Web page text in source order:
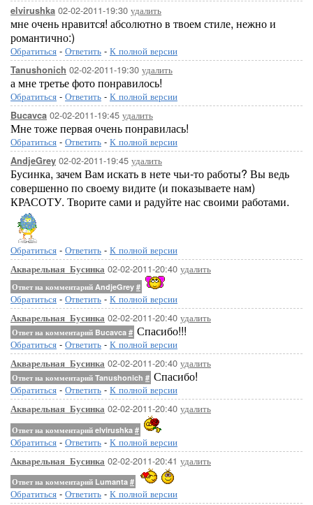
elvirushka 02-02-2011-19:30 удалить
мне очень нравится! абсолютно в твоем стиле, нежно и
романтично:)
Обратиться - Ответить - К полной версии
Tanushonich 02-02-2011-19:30 удалить
а мне третье фото понравилось!
Обратиться - Ответить - К полной версии
Bucavca 02-02-2011-19:45 удалить
Мне тоже первая очень понравилась!
Обратиться - Ответить - К полной версии
AndjeGrey 02-02-2011-19:45 удалить
Бусинка, зачем Вам искать в нете чьи-то работы? Вы ведь
совершенно по своему видите (и показываете нам)
КРАСОТУ. Творите сами и радуйте нас своими работами.
Обратиться - Ответить - К полной версии
Акварельная_Бусинка 02-02-2011-20:40 удалить
Ответ на комментарий AndjeGrey #
Обратиться - Ответить - К полной версии
Акварельная_Бусинка 02-02-2011-20:40 удалить
Ответ на комментарий Bucavca # Спасибо!!!
Обратиться - Ответить - К полной версии
Акварельная_Бусинка 02-02-2011-20:40 удалить
Ответ на комментарий Tanushonich # Спасибо!
Обратиться - Ответить - К полной версии
Акварельная_Бусинка 02-02-2011-20:40 удалить
Ответ на комментарий elvirushka #
Обратиться - Ответить - К полной версии
Акварельная_Бусинка 02-02-2011-20:41 удалить
Ответ на комментарий Lumanta #
Обратиться - Ответить - К полной версии